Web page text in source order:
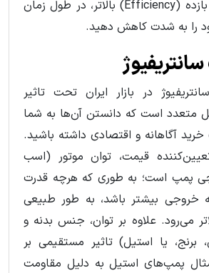
با انتخاب مدلی با بازده (Efficiency) بالاتر، در طول زمان
را به شدت کاهش دهید.
در بازار ایران تحت تاثیر
متعدد است که دانستن آن‌ها به شما
آگاهانه و اقتصادی داشته باشید.
قیمت، توان موتور (اسب
پمپ است؛ به طوری که هرچه قدرت
خروجی بیشتر باشد، به طور طبیعی
می‌رود. علاوه بر توان، جنس بدنه و
برنج، یا استیل) تاثیر مستقیمی بر
پمپ‌های استیل به دلیل مقاومت